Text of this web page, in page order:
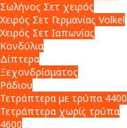
Σωλήνος Σετ χειρός
Χειρός Σετ Γερμανίας Volkel
Χειρός Σετ Ιαπωνίας
Κονδύλια
Δίπτερα
Ξεχονδρίσματος
Ράδιου
Τετράπτερα με τρύπα 4400
Τετράπτερα χωρίς τρύπα
4600